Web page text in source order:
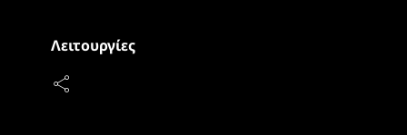
Λειτουργίες